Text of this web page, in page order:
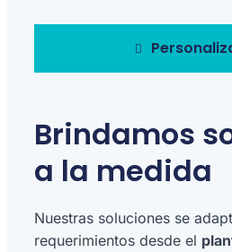
Brindamos
a la medida
Nuestras soluciones se
requerimientos desde el